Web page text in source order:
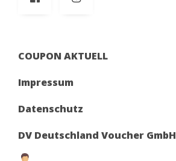
COUPON AKTUELL
Impressum
Datenschutz
DV Deutschland Voucher GmbH